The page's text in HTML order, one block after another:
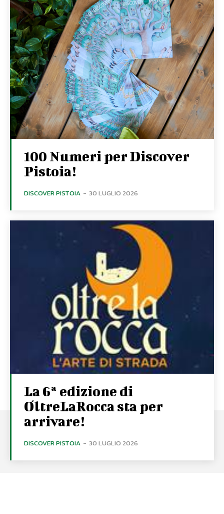
100 Numeri per Discover
Pistoia!
DISCOVER PISTOIA - 30 LUGLIO 2026
La 6ª edizione di
OltreLaRocca sta per
arrivare!
DISCOVER PISTOIA - 30 LUGLIO 2026